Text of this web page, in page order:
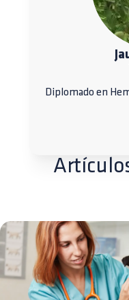
Diplomado en